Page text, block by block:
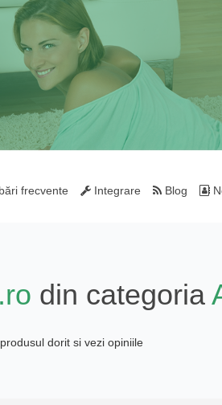
frecvente Integrare Blog
din categoria
dorit si vezi opiniile